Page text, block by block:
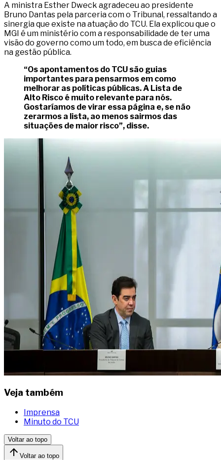
A ministra Esther Dweck agradeceu ao presidente
Bruno Dantas pela parceria com o Tribunal, ressaltando a
sinergia que existe na atuação do TCU. Ela explicou que o
MGI é um ministério com a responsabilidade de ter uma
visão do governo como um todo, em busca de eficiência
na gestão pública.
“Os apontamentos do TCU são guias
importantes para pensarmos em como
melhorar as políticas públicas. A Lista de
Alto Risco é muito relevante para nós.
Gostaríamos de virar essa página e, se não
zerarmos a lista, ao menos sairmos das
situações de maior risco”, disse.
Veja também
Imprensa
Minuto do TCU
Voltar ao topo
Voltar ao topo